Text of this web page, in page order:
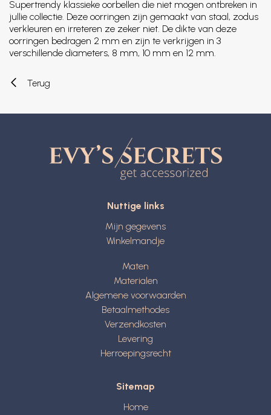
Supertrendy klassieke oorbellen die niet mogen ontbreken in
jullie collectie. Deze oorringen zijn gemaakt van staal, zodus
verkleuren en irreteren ze zeker niet. De dikte van deze
oorringen bedragen 2 mm en zijn te verkrijgen in 3
verschillende diameters, 8 mm, 10 mm en 12 mm.
Terug
Nuttige links
Mijn gegevens
Winkelmandje
Maten
Materialen
Algemene voorwaarden
Betaalmethodes
Verzendkosten
Levering
Herroepingsrecht
Sitemap
Home